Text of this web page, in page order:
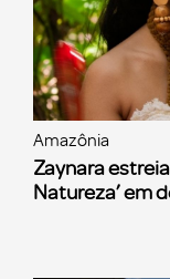
Amazônia
Zaynara
Natureza’ em